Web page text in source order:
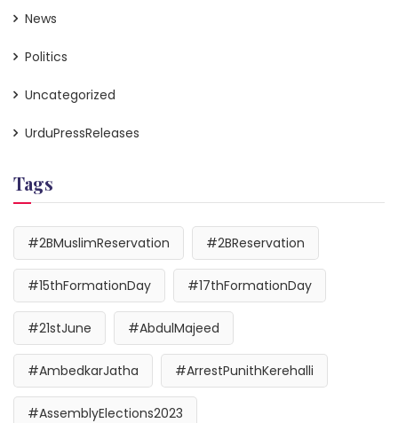
News
Politics
Uncategorized
UrduPressReleases
Tags
#2BMuslimReservation #2BReservation
#15thFormationDay #17thFormationDay
#21stJune #AbdulMajeed
#AmbedkarJatha #ArrestPunithKerehalli
#AssemblyElections2023